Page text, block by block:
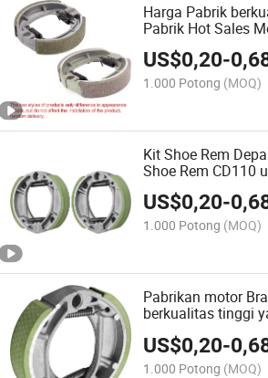
Harga Pabrik
Pabrik Hot Sales
Shoe CD110
US$0,20-
1.000 Potong (MOQ)
Kit Shoe Rem
Shoe Rem CD110
US$0,20-
1.000 Potong (MOQ)
Pabrikan motor
berkualitas tinggi
US$0,20-
1.000 Potong (MOQ)